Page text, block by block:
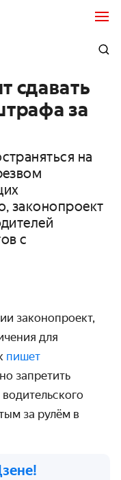
сдавать
за
на
законопроект
с
законопроект,
для
пишет
запретить
за рулём в